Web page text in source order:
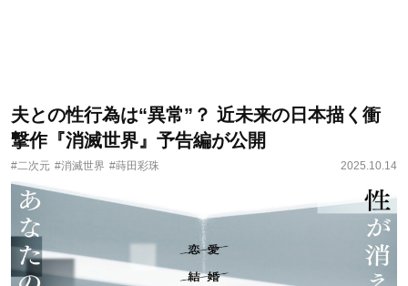
夫との性行為は“異常”？ 近未来の日本描く衝
撃作『消滅世界』予告編が公開
#二次元 #消滅世界 #蒔田彩珠 2025.10.14